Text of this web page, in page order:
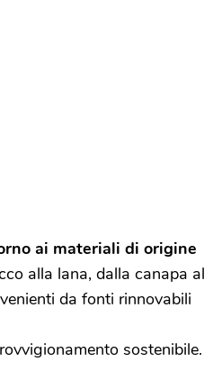
ai materiali di origine
alla lana, dalla canapa al
da fonti rinnovabili
sostenibile.